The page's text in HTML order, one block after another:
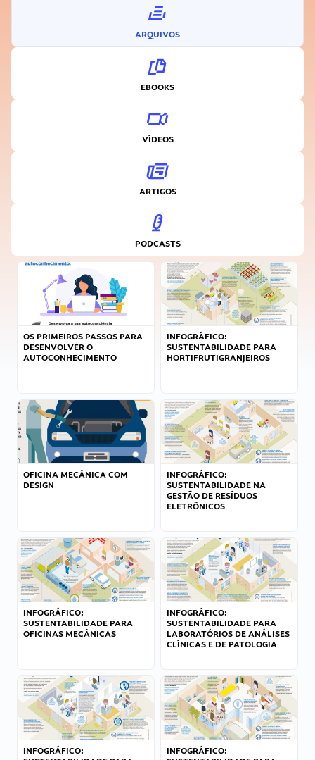
ARQUIVOS
EBOOKS
VÍDEOS
ARTIGOS
PODCASTS
OS PRIMEIROS PASSOS PARA
DESENVOLVER O
AUTOCONHECIMENTO
INFOGRÁFICO:
SUSTENTABILIDADE PARA
HORTIFRUTIGRANJEIROS
OFICINA MECÂNICA COM
DESIGN
INFOGRÁFICO:
SUSTENTABILIDADE NA
GESTÃO DE RESÍDUOS
ELETRÔNICOS
INFOGRÁFICO:
SUSTENTABILIDADE PARA
OFICINAS MECÂNICAS
INFOGRÁFICO:
SUSTENTABILIDADE PARA
LABORATÓRIOS DE ANÁLISES
CLÍNICAS E DE PATOLOGIA
INFOGRÁFICO:
INFOGRÁFICO: